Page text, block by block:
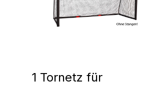
1 Tornetz für